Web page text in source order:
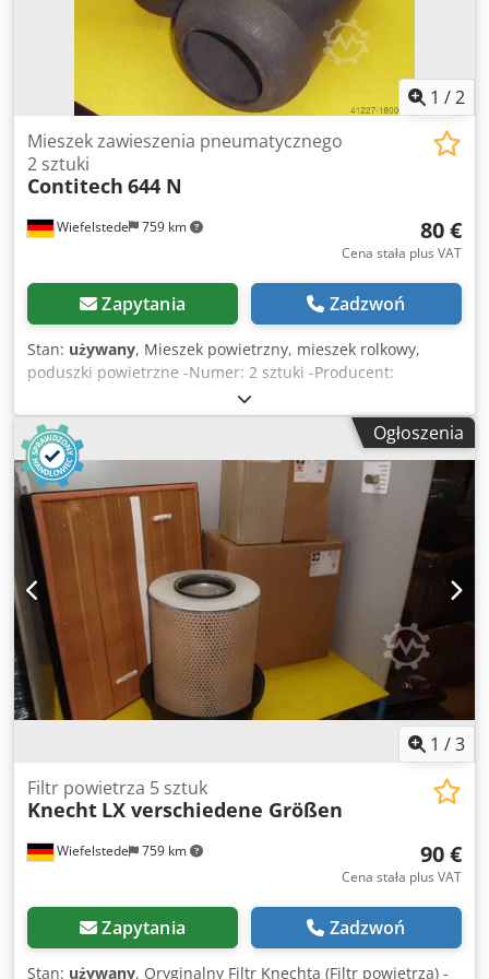
1 /2
Wiefelstede 759 km
Mieszek zawieszenia pneumatycznego
2 sztuki
Contitech 644 N
80 €
Cena stała plus VAT
Zapytania Zadzwoń
Stan: używany, Mieszek powietrzny, mieszek rolkowy,
poduszki powietrzne -Numer: 2 sztuki -Producent:
Contitech -Type: 644 N -Cena pakietu Dkodpfx Aisb A Tfze
Ior -Waga: 2 kg
Ogłoszenia
1 /3
Wiefelstede 759 km
Filtr powietrza 5 sztuk
Knecht LX verschiedene Größen
90 €
Cena stała plus VAT
Zapytania Zadzwoń
Stan: używany, Oryginalny Filtr Knechta (Filtr powietrza) -